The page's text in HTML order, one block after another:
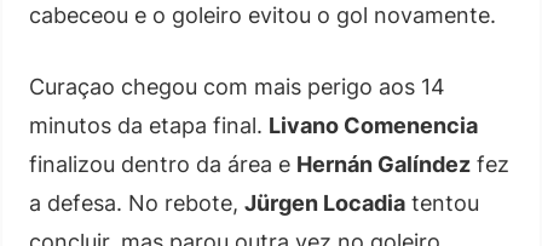
cabeceou e o goleiro evitou o gol novamente.
Curaçao chegou com mais perigo aos 14
minutos da etapa final. Livano Comenencia
finalizou dentro da área e Hernán Galíndez fez
a defesa. No rebote, Jürgen Locadia tentou